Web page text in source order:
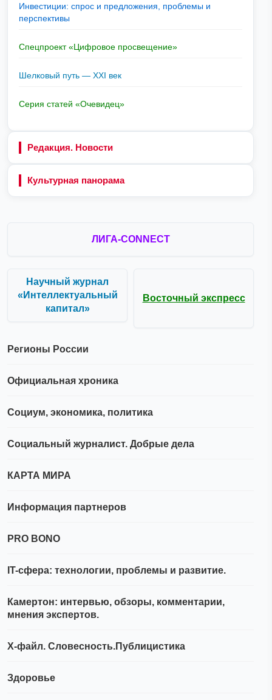
Инвестиции: спрос и предложения, проблемы и
перспективы
Спецпроект «Цифровое просвещение»
Шелковый путь — XXI век
Серия статей «Очевидец»
Редакция. Новости
Культурная панорама
ЛИГА-CONNECT
Научный журнал
«Интеллектуальный
капитал»
Восточный экспресс
Регионы России
Официальная хроника
Социум, экономика, политика
Социальный журналист. Добрые дела
КАРТА МИРА
Информация партнеров
PRO BONO
IT-сфера: технологии, проблемы и развитие.
Камертон: интервью, обзоры, комментарии,
мнения экспертов.
Х-файл. Словесность.Публицистика
Здоровье